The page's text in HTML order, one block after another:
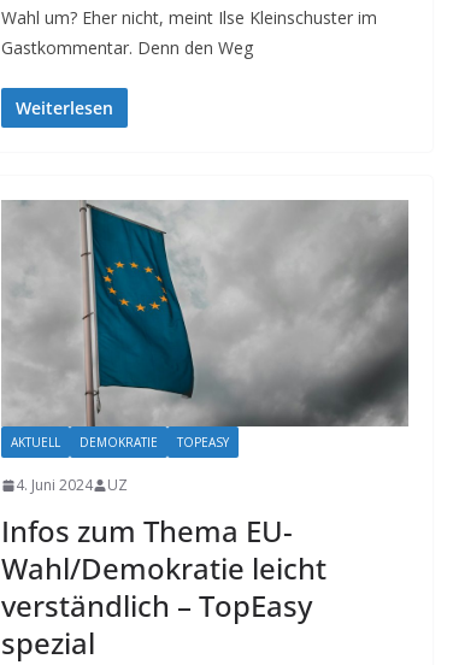
Wahl um? Eher nicht, meint Ilse Kleinschuster im
Gastkommentar. Denn den Weg
Weiterlesen
AKTUELL DEMOKRATIE TOPEASY
4. Juni 2024 UZ
Infos zum Thema EU-
Wahl/Demokratie leicht
verständlich – TopEasy
spezial